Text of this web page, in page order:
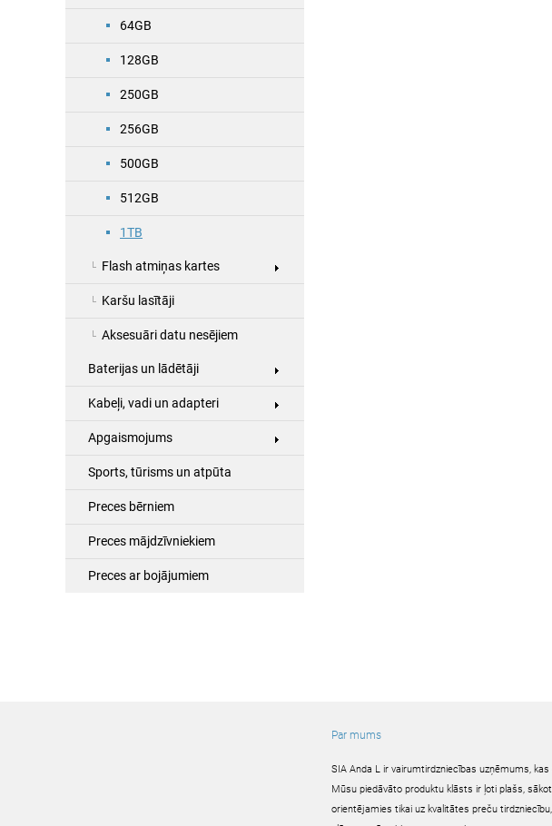
64GB
128GB
250GB
256GB
500GB
512GB
1TB
Flash atmiņas kartes
Karšu lasītāji
Aksesuāri datu nesējiem
Baterijas un lādētāji
Kabeļi, vadi un adapteri
Apgaismojums
Sports, tūrisms un atpūta
Preces bērniem
Preces mājdzīvniekiem
Preces ar bojājumiem
Par mums
SIA Anda L ir vairumtirdzniecības uzņēmums,
Mūsu piedāvāto produktu klāsts ir ļoti plašs,
orientējamies tikai uz kvalitātes preču